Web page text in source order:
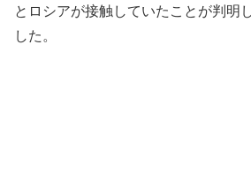
とロシアが接触していたことが判明
した。